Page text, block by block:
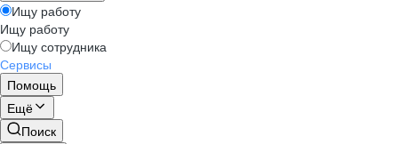
Ищу работу
Ищу работу
Ищу сотрудника
Сервисы
Помощь
Ещё
Поиск